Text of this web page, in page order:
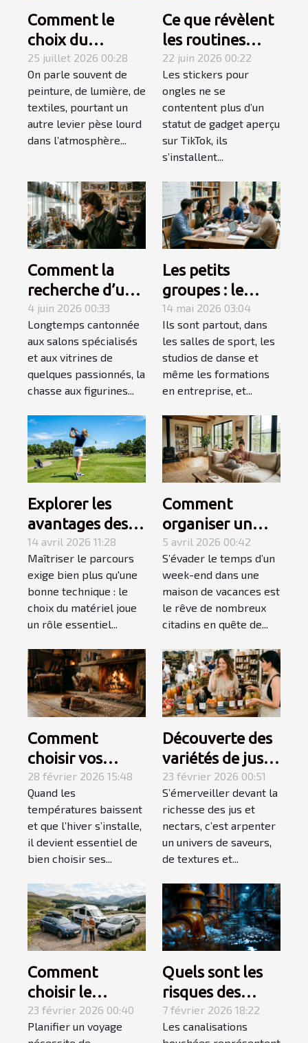
Comment le
choix du
mobilier
influence-t-il
l’ambiance
d’une pièce ?
25 juillet 2026 00:28
On parle souvent de
peinture, de lumière, de
textiles, pourtant un
autre levier pèse lourd
dans l’atmosphère...
Ce que révèlent
les routines
beauté sur
l'explosion des
stickers ongles
22 juin 2026 00:22
Les stickers pour
ongles ne se
contentent plus d’un
statut de gadget aperçu
sur TikTok, ils
s’installent...
Comment la
recherche d’une
figurine rare
devient une
quête
personnelle
4 juin 2026 00:33
Longtemps cantonnée
aux salons spécialisés
et aux vitrines de
quelques passionnés, la
chasse aux figurines...
Les petits
groupes : le
secret d’un
apprentissage
accéléré
14 mai 2026 03:04
Ils sont partout, dans
les salles de sport, les
studios de danse et
même les formations
en entreprise, et...
Explorer les
avantages des
équipements de
golf spécialisés
pour gauchers
14 avril 2026 11:28
Maîtriser le parcours
exige bien plus qu'une
bonne technique : le
choix du matériel joue
un rôle essentiel...
Comment
organiser un
week-end
détente réussi
en maison de
vacances ?
5 avril 2026 00:42
S’évader le temps d’un
week-end dans une
maison de vacances est
le rêve de nombreux
citadins en quête de...
Comment
choisir vos
chaussons pour
un hiver douillet
et chaud ?
28 février 2026 15:48
Quand les
températures baissent
et que l’hiver s’installe,
il devient essentiel de
bien choisir ses...
Découverte des
variétés de jus
et nectars pour
des palais
exigeants
23 février 2026 00:51
S’émerveiller devant la
richesse des jus et
nectars, c’est arpenter
un univers de saveurs,
de textures et...
Comment
choisir le
véhicule idéal
pour votre
23 février 2026 00:40
Planifier un voyage
Quels sont les
risques des
canalisations
bouchées pour
7 février 2026 18:22
Les canalisations